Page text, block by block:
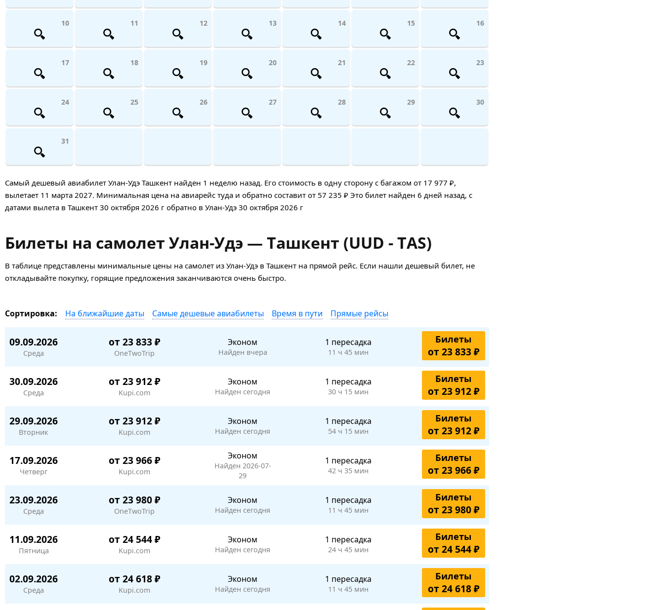
10 11 12 13 14 15 16
17 18 19 20 21 22 23
24 25 26 27 28 29 30
31
Самый дешевый авиабилет Улан-Удэ Ташкент найден 1 неделю назад. Его стоимость в одну сторону с багажом от 17 977 ₽,
вылетает 11 марта 2027. Минимальная цена на авиарейс туда и обратно составит от 57 235 ₽ Это билет найден 6 дней назад, с
датами вылета в Ташкент 30 октября 2026 г обратно в Улан-Удэ 30 октября 2026 г
Билеты на самолет Улан-Удэ — Ташкент (UUD - TAS)
В таблице представлены минимальные цены на самолет из Улан-Удэ в Ташкент на прямой рейс. Если нашли дешевый билет, не
откладывайте покупку, горящие предложения заканчиваются очень быстро.
Сортировка: На ближайшие даты Самые дешевые авиабилеты Время в пути Прямые рейсы
09.09.2026
Среда
от 23 833 ₽
OneTwoTrip
Эконом
Найден вчера
1 пересадка
11 ч 45 мин
Билеты
от 23 833 ₽
30.09.2026
Среда
от 23 912 ₽
Kupi.com
Эконом
Найден сегодня
1 пересадка
30 ч 15 мин
Билеты
от 23 912 ₽
29.09.2026
Вторник
от 23 912 ₽
Kupi.com
Эконом
Найден сегодня
1 пересадка
54 ч 15 мин
Билеты
от 23 912 ₽
17.09.2026
Четверг
от 23 966 ₽
Kupi.com
Эконом
Найден 2026-07-
29
1 пересадка
42 ч 35 мин
Билеты
от 23 966 ₽
23.09.2026
Среда
от 23 980 ₽
OneTwoTrip
Эконом
Найден сегодня
1 пересадка
11 ч 45 мин
Билеты
от 23 980 ₽
11.09.2026
Пятница
от 24 544 ₽
Kupi.com
Эконом
Найден сегодня
1 пересадка
24 ч 45 мин
Билеты
от 24 544 ₽
02.09.2026
Среда
от 24 618 ₽
Kupi.com
Эконом
Найден сегодня
1 пересадка
11 ч 45 мин
Билеты
от 24 618 ₽